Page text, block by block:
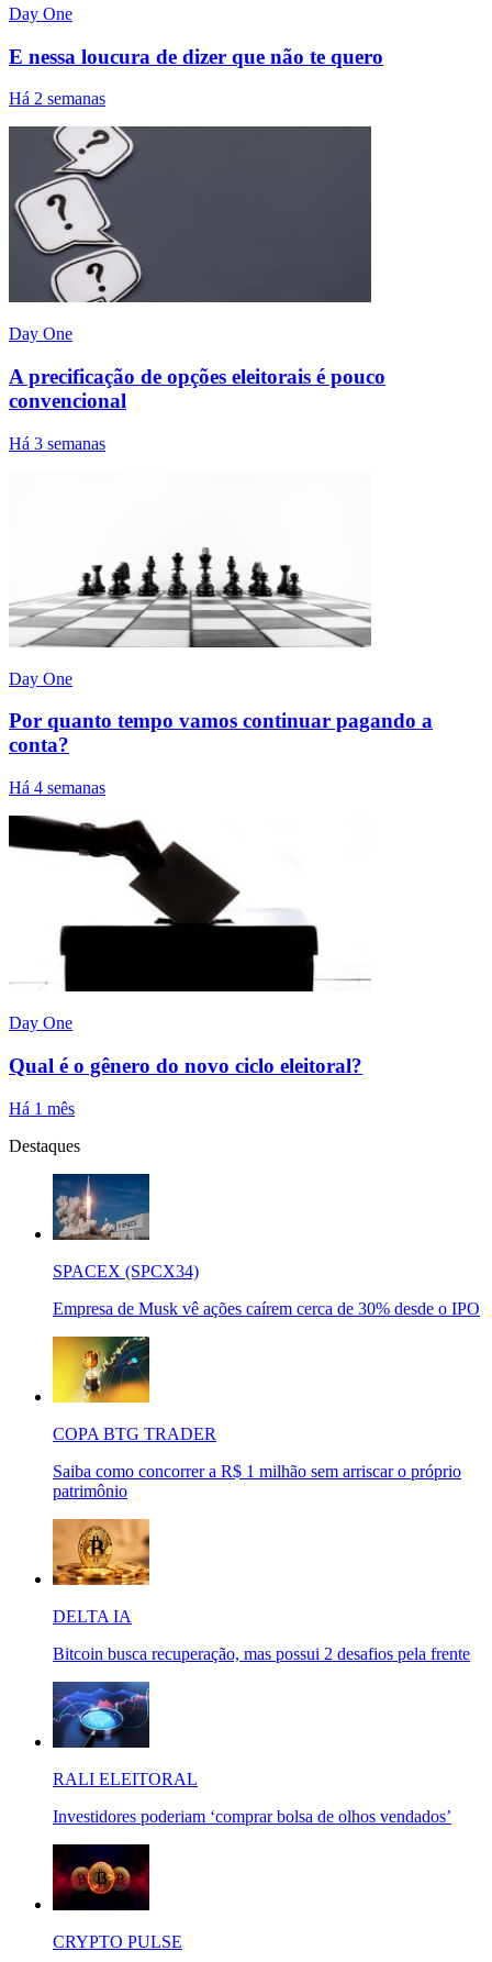
Day One
E nessa loucura de dizer que não te quero
Há 2 semanas
Day One
A precificação de opções eleitorais é pouco
convencional
Há 3 semanas
Day One
Por quanto tempo vamos continuar pagando a
conta?
Há 4 semanas
Day One
Qual é o gênero do novo ciclo eleitoral?
Há 1 mês
Destaques
SPACEX (SPCX34)
Empresa de Musk vê ações caírem cerca de 30% desde o IPO
COPA BTG TRADER
Saiba como concorrer a R$ 1 milhão sem arriscar o próprio
patrimônio
DELTA IA
Bitcoin busca recuperação, mas possui 2 desafios pela frente
RALI ELEITORAL
Investidores poderiam ‘comprar bolsa de olhos vendados’
CRYPTO PULSE